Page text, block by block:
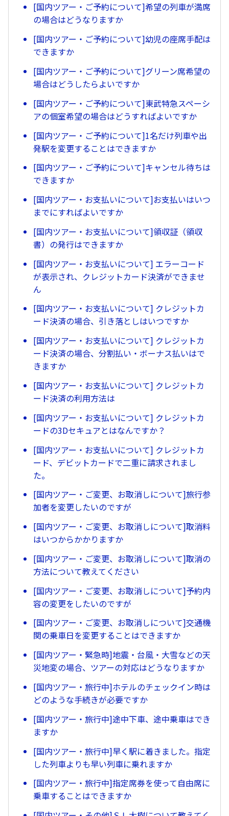
[国内ツアー・ご予約について]希望の列車が満席
の場合はどうなりますか
[国内ツアー・ご予約について]幼児の座席手配は
できますか
[国内ツアー・ご予約について]グリーン席希望の
場合はどうしたらよいですか
[国内ツアー・ご予約について]東武特急スペーシ
アの個室希望の場合はどうすればよいですか
[国内ツアー・ご予約について]1名だけ列車や出
発駅を変更することはできますか
[国内ツアー・ご予約について]キャンセル待ちは
できますか
[国内ツアー・お支払いについて]お支払いはいつ
までにすればよいですか
[国内ツアー・お支払いについて]領収証（領収
書）の発行はできますか
[国内ツアー・お支払いについて] エラーコード
が表示され、クレジットカード決済ができませ
ん
[国内ツアー・お支払いについて] クレジットカ
ード決済の場合、引き落としはいつですか
[国内ツアー・お支払いについて] クレジットカ
ード決済の場合、分割払い・ボーナス払いはで
きますか
[国内ツアー・お支払いについて] クレジットカ
ード決済の利用方法は
[国内ツアー・お支払いについて] クレジットカ
ードの3Dセキュアとはなんですか？
[国内ツアー・お支払いについて] クレジットカ
ード、デビットカードで二重に請求されまし
た。
[国内ツアー・ご変更、お取消しについて]旅行参
加者を変更したいのですが
[国内ツアー・ご変更、お取消しについて]取消料
はいつからかかりますか
[国内ツアー・ご変更、お取消しについて]取消の
方法について教えてください
[国内ツアー・ご変更、お取消しについて]予約内
容の変更をしたいのですが
[国内ツアー・ご変更、お取消しについて]交通機
関の乗車日を変更することはできますか
[国内ツアー・緊急時]地震・台風・大雪などの天
災地変の場合、ツアーの対応はどうなりますか
[国内ツアー・旅行中]ホテルのチェックイン時は
どのような手続きが必要ですか
[国内ツアー・旅行中]途中下車、途中乗車はでき
ますか
[国内ツアー・旅行中]早く駅に着きました。指定
した列車よりも早い列車に乗れますか
[国内ツアー・旅行中]指定席券を使って自由席に
乗車することはできますか